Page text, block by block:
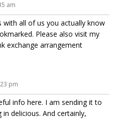
am
with all of us you actually know
Please also visit my
exchange arrangement
pm
info here. I am sending it to
delicious. And certainly,